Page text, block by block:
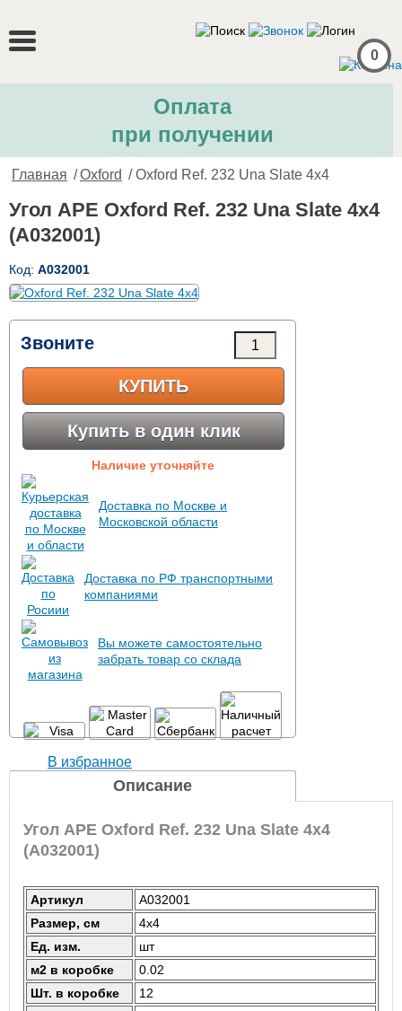
0
Оплата
при получении
Главная /Oxford / Oxford Ref. 232 Una Slate 4x4
Угол APE Oxford Ref. 232 Una Slate 4x4
(A032001)
Код: A032001
Звоните
КУПИТЬ
Купить в один клик
Наличие уточняйте
Доставка по Москве и
Московской области
Доставка по РФ транспортными
компаниями
Вы можете самостоятельно
забрать товар со склада
В избранное
Описание
Угол APE Oxford Ref. 232 Una Slate 4x4
(A032001)
Артикул
A032001
Размер, см
4x4
Ед. изм.
шт
м2 в коробке
0.02
Шт. в коробке
12